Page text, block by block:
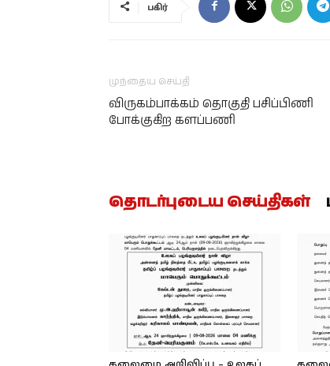
பகிர்
முந்தைய செய்தி
விருகம்பாக்கம் தொகுதி பசிப்பிணி
போக்குகிற களப்பணி
தொடர்புடைய செய்திகள்